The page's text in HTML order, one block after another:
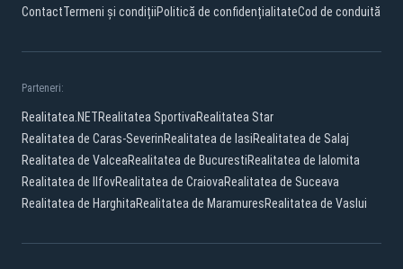
ContactTermeni și condițiiPolitică de confidențialitateCod de conduită
Parteneri:
Realitatea.NETRealitatea SportivaRealitatea Star
Realitatea de Caras-SeverinRealitatea de IasiRealitatea de Salaj
Realitatea de ValceaRealitatea de BucurestiRealitatea de Ialomita
Realitatea de IlfovRealitatea de CraiovaRealitatea de Suceava
Realitatea de HarghitaRealitatea de MaramuresRealitatea de Vaslui